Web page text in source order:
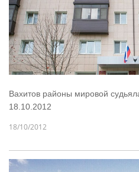
Вахитов районы мировой
18.10.2012
18/10/2012